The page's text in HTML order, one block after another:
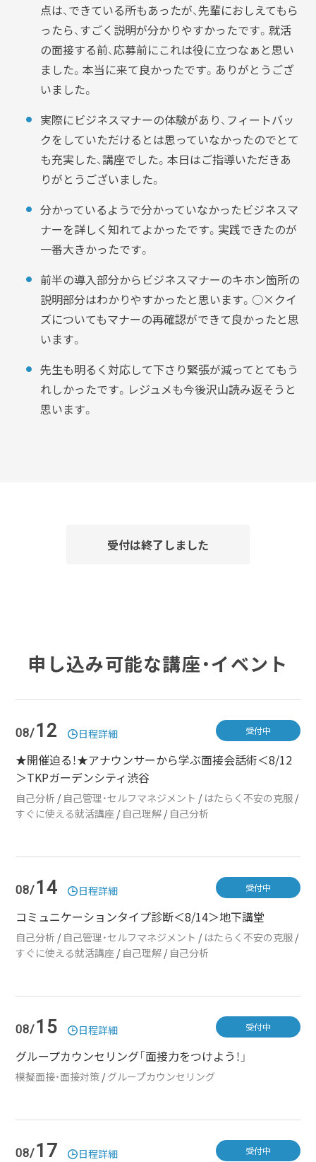
点は、できている所もあったが、先輩におしえてもら
ったら、すごく説明が分かりやすかったです。就活
の面接する前、応募前にこれは役に立つなぁと思い
ました。本当に来て良かったです。ありがとうござ
いました。
実際にビジネスマナーの体験があり、フィートバッ
クをしていただけるとは思っていなかったのでとて
も充実した、講座でした。本日はご指導いただきあ
りがとうございました。
分かっているようで分かっていなかったビジネスマ
ナーを詳しく知れてよかったです。実践できたのが
一番大きかったです。
前半の導入部分からビジネスマナーのキホン箇所の
説明部分はわかりやすかったと思います。○×クイ
ズについてもマナーの再確認ができて良かったと思
います。
先生も明るく対応して下さり緊張が減ってとてもう
れしかったです。レジュメも今後沢山読み返そうと
思います。
受付は終了しました
申し込み可能な講座・イベント
08/12 日程詳細
★開催迫る！★アナウンサーから学ぶ面接会話術＜8/12
＞TKPガーデンシティ渋谷
自己分析 / 自己管理・セルフマネジメント / はたらく不安の克服 /
すぐに使える就活講座 / 自己理解 / 自己分析
受付中
08/14 日程詳細
コミュニケーションタイプ診断＜8/14＞地下講堂
自己分析 / 自己管理・セルフマネジメント / はたらく不安の克服 /
すぐに使える就活講座 / 自己理解 / 自己分析
受付中
08/15 日程詳細
グループカウンセリング「面接力をつけよう！」
模擬面接・面接対策 /グループカウンセリング
受付中
08/17 日程詳細 受付中